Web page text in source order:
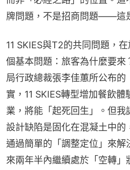
牌問題，不是招商問題——這
11 SKIES與T2的共同問題，
個基本問題：旅客為什麼要來
局行政總裁張李佳蕙所公布的
實，11 SKIES轉型增加餐飲
業，將能「起死回生」。但
設計缺陷是固化在混凝土中的
通過簡單的「調整定位」來解
來兩年半內繼續處於「空轉」